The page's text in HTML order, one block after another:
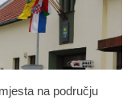
na području